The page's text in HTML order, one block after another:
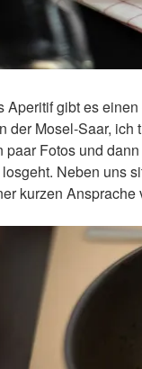
Aperitif gibt es
der Mosel-Saar, ich
paar Fotos und
Neben uns
kurzen Ansprache